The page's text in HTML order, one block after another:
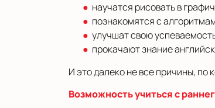
научатся рисовать в
познакомятся с
улучшат свою
прокачают знание
И это далеко не все причины,
Возможность учиться с